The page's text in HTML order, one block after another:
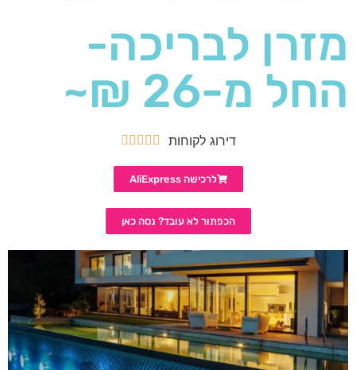
מזרן לבריכה-
החל מ-26 ₪~
דירוג לקוחות 




לרכישה AliExpress
הכפתור לא עובד? נסה כאן